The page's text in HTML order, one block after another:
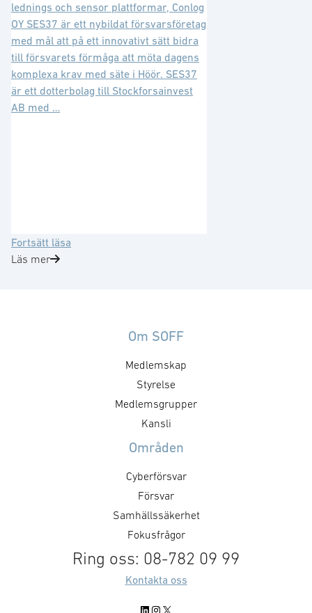
lednings och sensor plattformar, Conlog
OY SES37 är ett nybildat försvarsföretag
med mål att på ett innovativt sätt bidra
till försvarets förmåga att möta dagens
komplexa krav med säte i Höör. SES37
är ett dotterbolag till Stockforsainvest
AB med …
Fortsätt läsa
Läs mer
Om SOFF
Medlemskap
Styrelse
Medlemsgrupper
Kansli
Områden
Cyberförsvar
Försvar
Samhällssäkerhet
Fokusfrågor
Ring oss: 08-782 09 99
Kontakta oss
LinkedIn
Instagram
X